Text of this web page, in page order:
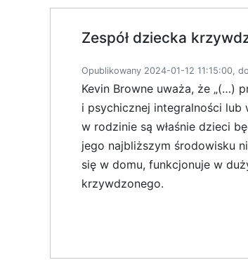
Zespół dziecka
Opublikowany 2024-01-12 11:15:00,
Kevin Browne uważa, że „(…)
i psychicznej integralności lub
w rodzinie są właśnie dzieci
jego najbliższym środowisku
się w domu, funkcjonuje w
krzywdzonego.